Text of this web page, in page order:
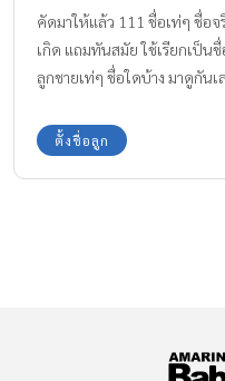
คัดมาให้แล้ว 111 ชื่อเท่ๆ ชื่อ
เกิด แถมทันสมัย ใช้เรียกเป็น
ลูกชายเท่ๆ ชื่อใดบ้าง มาดูกันเ
ตั้งชื่อลูก